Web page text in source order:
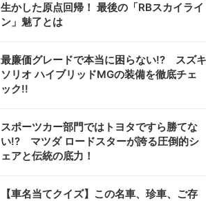
生かした原点回帰！ 最後の「RBスカイライ
ン」魅了とは
最廉価グレードで本当に困らない!? スズキ
ソリオ ハイブリッドMGの装備を徹底チェ
ック!!
スポーツカー部門ではトヨタですら勝てな
い!? マツダ ロードスターが誇る圧倒的シ
ェアと伝統の底力！
【車名当てクイズ】この名車、珍車、ご存